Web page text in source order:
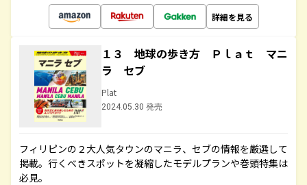
詳細を見る
１３ 地球の歩き方 Ｐｌａｔ マニ
ラ セブ
Plat
2024.05.30 発売
フィリピンの２大人気タウンのマニラ、セブの情報を厳選して
掲載。行くべきスポットを凝縮したモデルプランや巻頭特集は
必見。